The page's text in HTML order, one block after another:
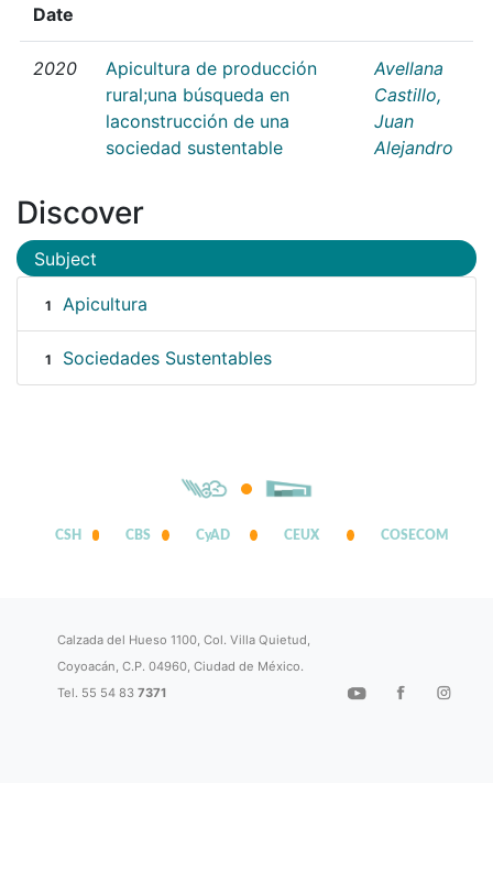
Date
2020
Apicultura de producción
rural;una búsqueda en
laconstrucción de una
sociedad sustentable
Avellana
Castillo,
Juan
Alejandro
Discover
Subject
1 Apicultura
1 Sociedades Sustentables
CSH CBS CyAD CEUX COSECOM
Calzada del Hueso 1100, Col. Villa Quietud,
Coyoacán, C.P. 04960, Ciudad de México.
Tel. 55 54 837371